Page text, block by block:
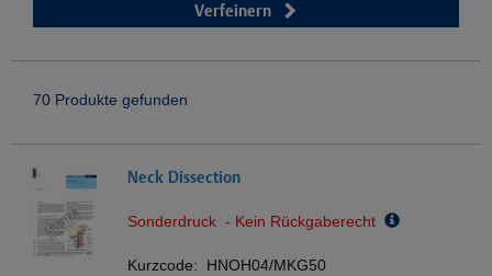
Verfeinern
70 Produkte gefunden
Neck Dissection
Sonderdruck - Kein Rückgaberecht
Kurzcode: HNOH04/MKG50